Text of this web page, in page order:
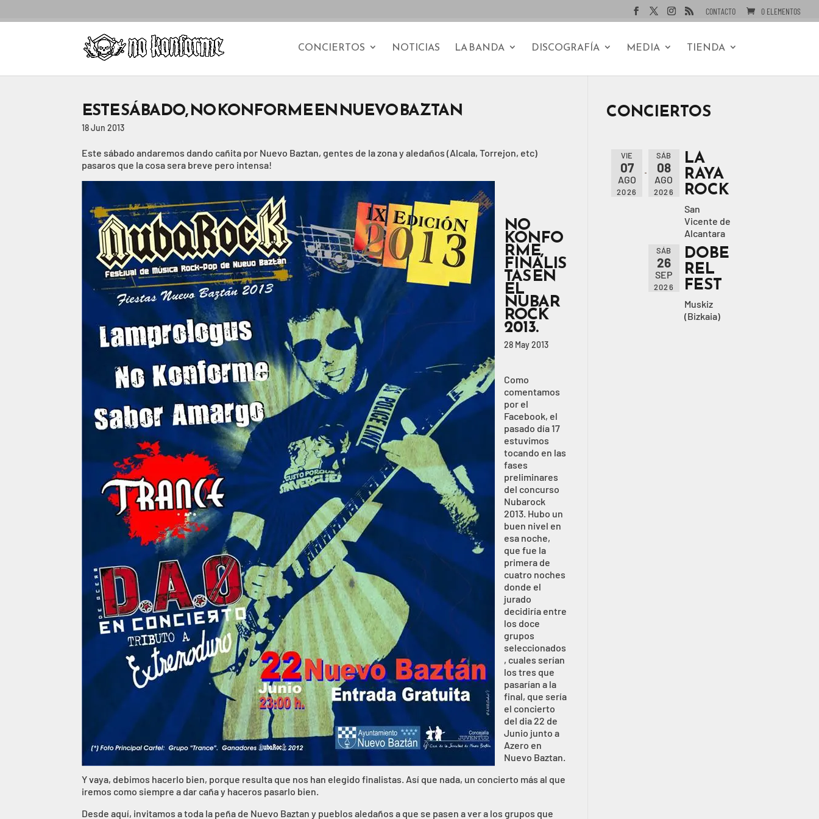
CONTACTO 0 ELEMENTOS
CONCIERTOS NOTICIAS LA BANDA DISCOGRAFÍA MEDIA TIENDA
ESTE SÁBADO, NO KONFORME EN NUEVO BAZTAN
18 Jun 2013
Este sábado andaremos dando cañita por Nuevo Baztan, gentes de la zona y aledaños (Alcala, Torrejon, etc)
pasaros que la cosa sera breve pero intensa!
NO
KONFO
RME,
FINALIS
TAS EN
EL
NUBAR
ROCK
2013.
28 May 2013
Como
comentamos
por el
Facebook, el
pasado día 17
estuvimos
tocando en las
fases
preliminares
del concurso
Nubarock
2013. Hubo un
buen nivel en
esa noche,
que fue la
primera de
cuatro noches
donde el
jurado
decidiría entre
los doce
grupos
seleccionados
, cuales serían
los tres que
pasarían a la
final, que sería
el concierto
del dia 22 de
Junio junto a
Azero en
Nuevo Baztan.
Y vaya, debimos hacerlo bien, porque resulta que nos han elegido finalistas. Así que nada, un concierto más al que
iremos como siempre a dar caña y haceros pasarlo bien.
Desde aquí, invitamos a toda la peña de Nuevo Baztan y pueblos aledaños a que se pasen a ver a los grupos que
CONCIERTOS
VIE
07
AGO
2026
SÁB
08
AGO
2026
LA
RAYA
ROCK
San
Vicente de
Alcantara
SÁB
26
SEP
2026
DOBE
REL
FEST
Muskiz
(Bizkaia)